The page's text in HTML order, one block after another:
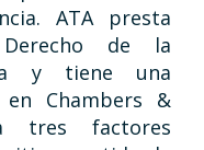
ATA presta
de la
y tiene una
Chambers &
tres factores